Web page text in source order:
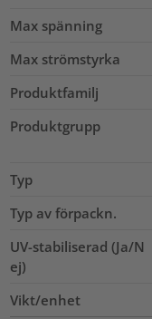
Max spänning
Max strömstyrka
Produktfamilj
Produktgrupp
Typ
Typ av förpackn.
UV-stabiliserad (Ja/N
ej)
Vikt/enhet